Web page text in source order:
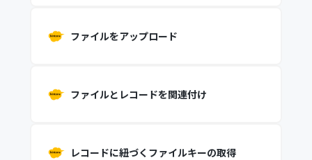
ファイルをアップロード
ファイルとレコードを関連付け
レコードに紐づくファイルキーの取得